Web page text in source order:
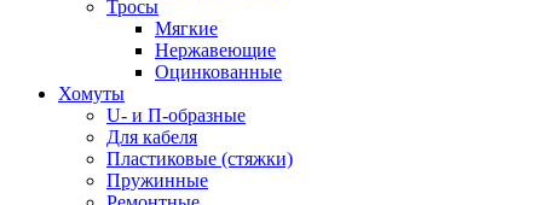
Тросы
Мягкие
Нержавеющие
Оцинкованные
Хомуты
U- и П-образные
Для кабеля
Пластиковые (стяжки)
Пружинные